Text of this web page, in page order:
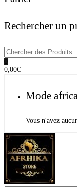
Rechercher un
0,00€
Mode
Vous n'avez